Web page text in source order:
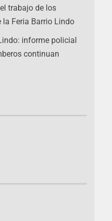
trabajo de los
la Feria Barrio Lindo
informe policial
continuan